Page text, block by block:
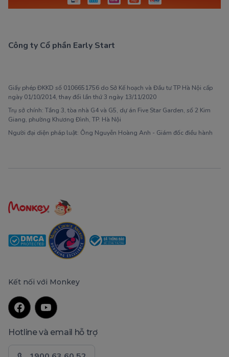
Công ty Cổ phần Early Start
Giấy phép ĐKKD số 0106651756 do Sở Kế hoạch và Đầu tư TP Hà Nội cấp
ngày 01/10/2014, thay đổi lần thứ 3 ngày 13/11/2020
Trụ sở chính: Tầng 3, tòa nhà G4 và G5, dự án Five Star Garden, số 2 Kim
Giang, phường Khương Đình, TP. Hà Nội
Người đại diện pháp luật: Ông Nguyễn Hoàng Anh - Giám đốc điều hành
Kết nối với Monkey
Hotline và email hỗ trợ